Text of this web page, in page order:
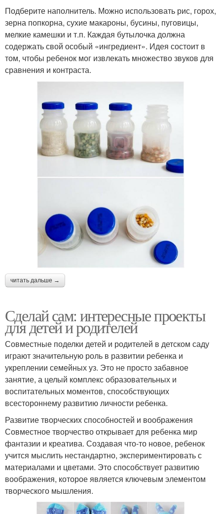
Подберите наполнитель. Можно использовать рис, горох,
зерна попкорна, сухие макароны, бусины, пуговицы,
мелкие камешки и т.п. Каждая бутылочка должна
содержать свой особый «ингредиент». Идея состоит в
том, чтобы ребенок мог извлекать множество звуков для
сравнения и контраста.
читать дальше →
Сделай сам: интересные проекты
для детей и родителей
Совместные поделки детей и родителей в детском саду
играют значительную роль в развитии ребенка и
укреплении семейных уз. Это не просто забавное
занятие, а целый комплекс образовательных и
воспитательных моментов, способствующих
всестороннему развитию личности ребенка.
Развитие творческих способностей и воображения
Совместное творчество открывает для ребенка мир
фантазии и креатива. Создавая что-то новое, ребенок
учится мыслить нестандартно, экспериментировать с
материалами и цветами. Это способствует развитию
воображения, которое является ключевым элементом
творческого мышления.